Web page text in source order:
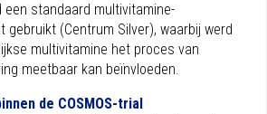
een standaard multivitamine-
gebruikt (Centrum Silver), waarbij werd
multivitamine het proces van
meetbaar kan beïnvloeden.
de COSMOS-trial